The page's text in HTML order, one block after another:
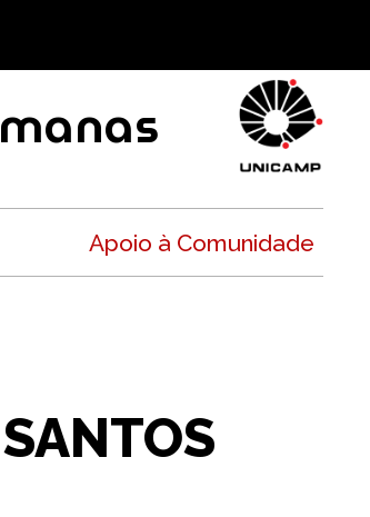
Apoio à Comunidade